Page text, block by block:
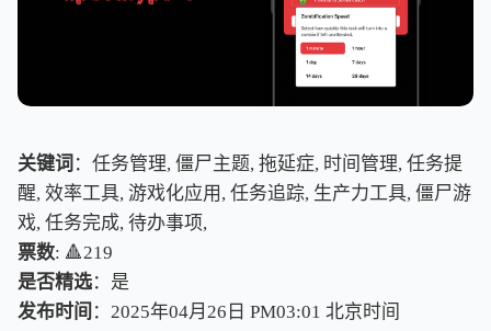
关键词 ：任务管理, 僵尸主题, 拖延症, 时间管理, 任务提
醒, 效率工具, 游戏化应用, 任务追踪, 生产力工具, 僵尸游
戏, 任务完成, 待办事项,
票数: 🔺219
是否精选：是
发布时间 ：2025年04月26日 PM03:01 北京时间
北京时间